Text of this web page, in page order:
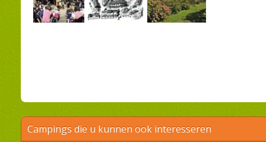
Campings die u kunnen ook interesseren